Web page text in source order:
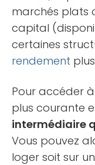
marchés plats
capital
certaines
rendement
Pour accéder
plus courante
intermédiaire
Vous pouvez
loger soit sur